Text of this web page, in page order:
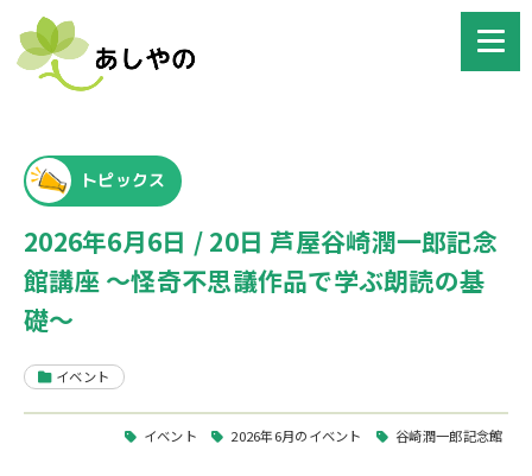
トピックス
2026年6月6日 / 20日 芦屋谷崎潤一郎記念
館講座 ～怪奇不思議作品で学ぶ朗読の基
礎～
イベント
イベント 2026年6月のイベント 谷崎潤一郎記念館